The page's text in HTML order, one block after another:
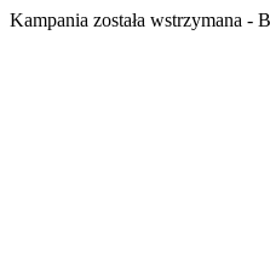
Kampania została wstrzymana -